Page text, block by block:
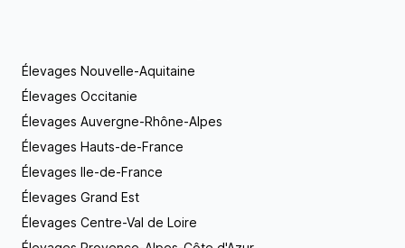
Élevages Nouvelle-Aquitaine
Élevages Occitanie
Élevages Auvergne-Rhône-Alpes
Élevages Hauts-de-France
Élevages Ile-de-France
Élevages Grand Est
Élevages Centre-Val de Loire